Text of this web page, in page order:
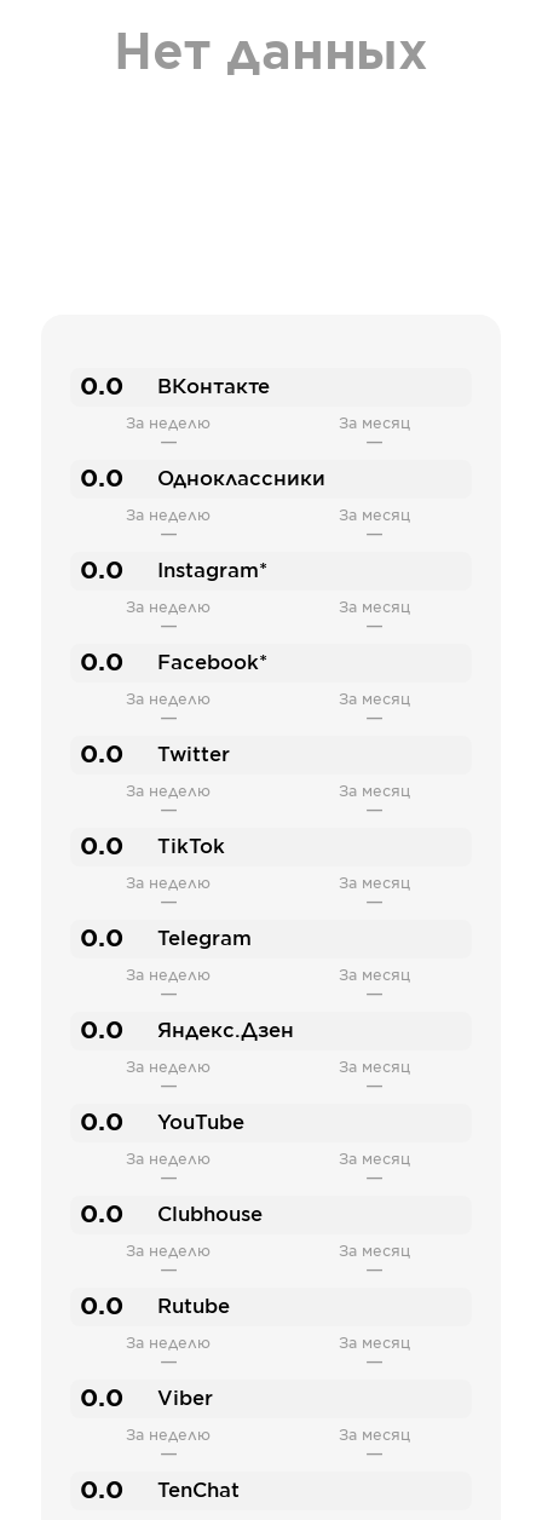
Нет данных
0.0 ВКонтакте
За неделю
—
За месяц
—
0.0 Одноклассники
За неделю
—
За месяц
—
0.0 Instagram*
За неделю
—
За месяц
—
0.0 Facebook*
За неделю
—
За месяц
—
0.0 Twitter
За неделю
—
За месяц
—
0.0 TikTok
За неделю
—
За месяц
—
0.0 Telegram
За неделю
—
За месяц
—
0.0 Яндекс.Дзен
За неделю
—
За месяц
—
0.0 YouTube
За неделю
—
За месяц
—
0.0 Clubhouse
За неделю
—
За месяц
—
0.0 Rutube
За неделю
—
За месяц
—
0.0 Viber
За неделю
—
За месяц
—
0.0 TenChat